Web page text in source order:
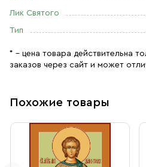
Лик Святого
Тип
* – цена товара действительна
заказов через сайт и может
Похожие товары